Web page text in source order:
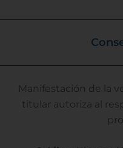
Manifestación de la
titular autoriza al